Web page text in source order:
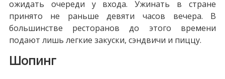
ожидать очереди у входа. Ужинать в стране
принято не раньше девяти часов вечера. В
большинстве ресторанов до этого времени
подают лишь легкие закуски, сэндвичи и пиццу.
Шопинг